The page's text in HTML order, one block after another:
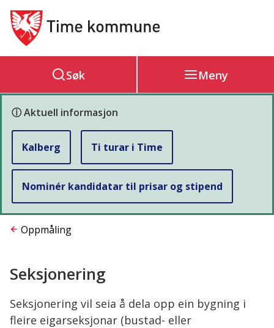
Hovedportal
Søk Meny
ⓘ Aktuell informasjon
Kalberg Ti turar i Time
Nominér kandidatar til prisar og stipend
DuOppmåling
Seksjonering
Seksjonering vil seia å dela opp ein bygning i
fleire eigarseksjonar (bustad- eller